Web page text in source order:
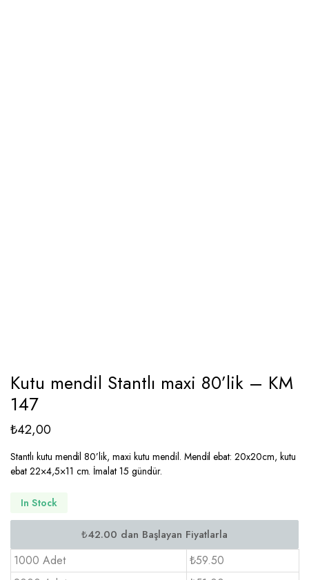
Kutu mendil Stantlı maxi 80’lik – KM
147
₺42,00
Stantlı kutu mendil 80’lik, maxi kutu mendil. Mendil ebat: 20x20cm, kutu
ebat 22×4,5×11 cm. İmalat 15 gündür.
In Stock
1000 Adet
₺59.50